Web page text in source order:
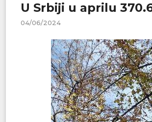
U Srbiji u aprilu
04/06/2024